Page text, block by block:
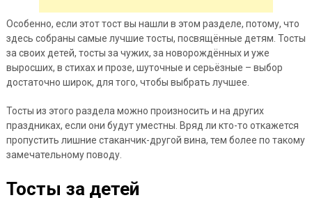
Особенно, если этот тост вы нашли в этом разделе, потому, что
здесь собраны самые лучшие тосты, посвящённые детям. Тосты
за своих детей, тосты за чужих, за новорождённых и уже
выросших, в стихах и прозе, шуточные и серьёзные – выбор
достаточно широк, для того, чтобы выбрать лучшее.
Тосты из этого раздела можно произносить и на других
праздниках, если они будут уместны. Вряд ли кто-то откажется
пропустить лишние стаканчик-другой вина, тем более по такому
замечательному поводу.
Тосты за детей